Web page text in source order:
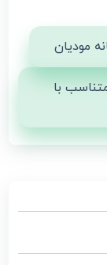
مودیان
با